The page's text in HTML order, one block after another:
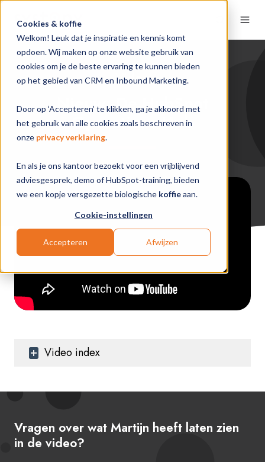
Cookies & koffie
Welkom! Leuk dat je inspiratie en kennis komt
opdoen. Wij maken op onze website gebruik van
cookies om je de beste ervaring te kunnen bieden
op het gebied van CRM en Inbound Marketing.
Door op ‘Accepteren’ te klikken, ga je akkoord met
het gebruik van alle cookies zoals beschreven in
onze privacy verklaring.
En als je ons kantoor bezoekt voor een vrijblijvend
adviesgesprek, demo of HubSpot-training, bieden
we een kopje versgezette biologische koffieaan.
Cookie-instellingen
Accepteren Afwijzen
Video
Nieuw: De HubSpot
Operations Hub
Video index
Vragen over wat Martijn heeft laten zien
in de video?